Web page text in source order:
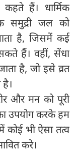
हैं। धार्मिक
समुद्री जल को
है, जिसमें कई
सकते हैं। वहीं, सेंधा
है, जो इसे व्रत
और मन को पूरी
उपयोग करके हम
कोई भी ऐसा तत्व
करे।